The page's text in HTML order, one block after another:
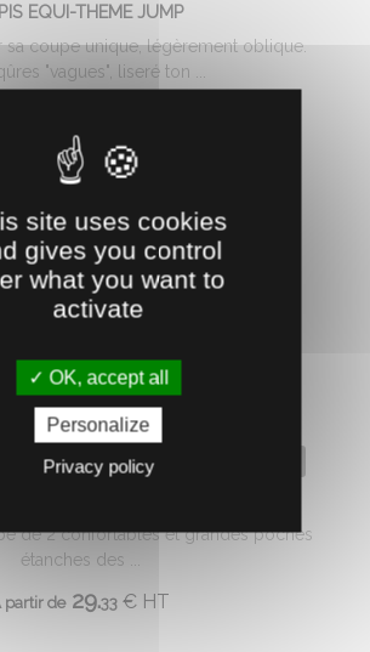
EQUI-THEME JUMP
sa coupe unique, légèrement oblique.
"vagues", liseré ton ...
de 2 confortables et grandes poches
étanches des ...
partir de29.33 € HT
site uses cookies
gives you control
what you want to
activate
OK, accept all
Personalize
Privacy policy